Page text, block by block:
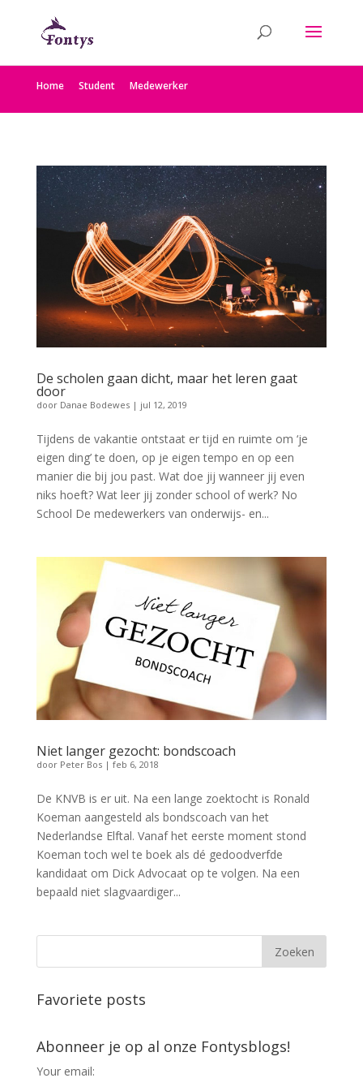
Home Student Medewerker
De scholen gaan dicht, maar het leren gaat
door
door Danae Bodewes| jul 12, 2019
Tijdens de vakantie ontstaat er tijd en ruimte om ‘je
eigen ding’ te doen, op je eigen tempo en op een
manier die bij jou past. Wat doe jij wanneer jij even
niks hoeft? Wat leer jij zonder school of werk? No
School De medewerkers van onderwijs- en...
Niet langer gezocht: bondscoach
door Peter Bos| feb 6, 2018
De KNVB is er uit. Na een lange zoektocht is Ronald
Koeman aangesteld als bondscoach van het
Nederlandse Elftal. Vanaf het eerste moment stond
Koeman toch wel te boek als dé gedoodverfde
kandidaat om Dick Advocaat op te volgen. Na een
bepaald niet slagvaardiger...
Favoriete posts
Abonneer je op al onze Fontysblogs!
Your email: